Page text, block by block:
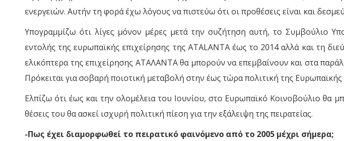
ενεργειών. Αυτήν τη φορά έχω λόγους να πιστεύω ότι οι προθέσεις είναι και
Υπογραμμίζω ότι λίγες μόνον μέρες μετά την συζήτηση αυτή, το Συμβούλιο
εντολής της ευρωπαϊκής επιχείρησης της ATALANTA έως το 2014 αλλά και τη
ελικόπτερα της επιχείρησης ΑΤΑΛΑΝΤΑ θα μπορούν να επεμβαίνουν και στα
Πρόκειται για σοβαρή ποιοτική μεταβολή στην έως τώρα πολιτική της
Ελπίζω ότι έως και την ολομέλεια του Ιουνίου, στο Ευρωπαϊκό Κοινοβούλιο θα
θέσεις του θα ασκεί ισχυρή πολιτική πίεση για την εξάλειψη της πειρατείας.
-Πως έχει διαμορφωθεί το πειρατικό φαινόμενο από το 2005 μέχρι σήμερα;